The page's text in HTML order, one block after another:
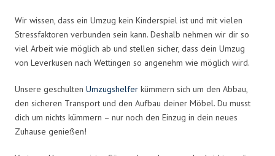
Wir wissen, dass ein Umzug kein Kinderspiel ist und mit vielen
Stressfaktoren verbunden sein kann. Deshalb nehmen wir dir so
viel Arbeit wie möglich ab und stellen sicher, dass dein Umzug
von Leverkusen nach Wettingen so angenehm wie möglich wird.
Unsere geschulten Umzugshelfer kümmern sich um den Abbau,
den sicheren Transport und den Aufbau deiner Möbel. Du musst
dich um nichts kümmern – nur noch den Einzug in dein neues
Zuhause genießen!